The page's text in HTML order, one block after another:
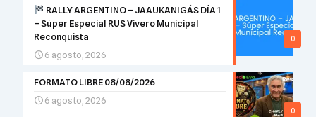
0
RALLY ARGENTINO – JAAUKANIGÁS DÍA 1
– Súper Especial RUS Vivero Municipal
Reconquista
6 agosto, 2026
0
FORMATO LIBRE 08/08/2026
6 agosto, 2026